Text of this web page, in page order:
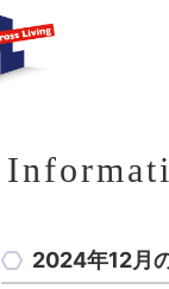
2024年12月